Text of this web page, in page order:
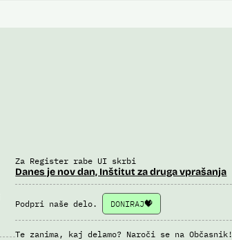
Za Register rabe UI skrbi
Danes je nov dan, Inštitut za druga vprašanja
Podpri naše delo. DONIRAJ
Te zanima, kaj delamo? Naroči se na Občasnik!